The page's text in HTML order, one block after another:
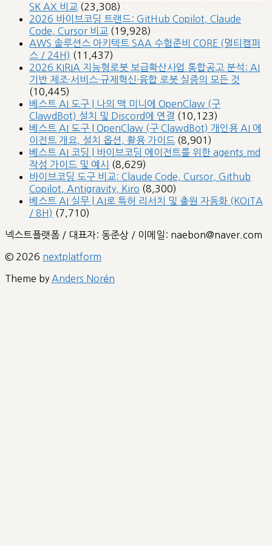
SK AX 비교 (23,308)
2026 바이브코딩 트랜드: GitHub Copilot, Claude
Code, Cursor 비교 (19,928)
AWS 솔루션스 아키텍트 SAA 수험준비 CORE (멀티캠퍼
스 / 24H) (11,437)
2026 KIRIA 지능형로봇 보급확산사업 통합공고 분석: AI
기반 제조·서비스·규제혁신·융합 로봇 실증의 모든 것
(10,445)
베스트 AI 도구 | 나의 맥 미니에 OpenClaw (구
ClawdBot) 설치 및 Discord에 연결 (10,123)
베스트 AI 도구 | OpenClaw (구 ClawdBot) 개인용 AI 에
이전트 개요, 설치 옵션, 활용 가이드 (8,901)
베스트 AI 코딩 | 바이브코딩 에이전트를 위한 agents.md
작성 가이드 및 예시
(8,629)
바이브코딩 도구 비교: Claude Code, Cursor, Github
Copilot, Antigravity, Kiro (8,300)
베스트 AI 실무 | AI로 특허 리서치 및 출원 자동화 (KOITA
/ 8H) (7,710)
넥스트플랫폼 / 대표자: 동준상 / 이메일: naebon@naver.com
© 2026 nextplatform
Theme by Anders Norén